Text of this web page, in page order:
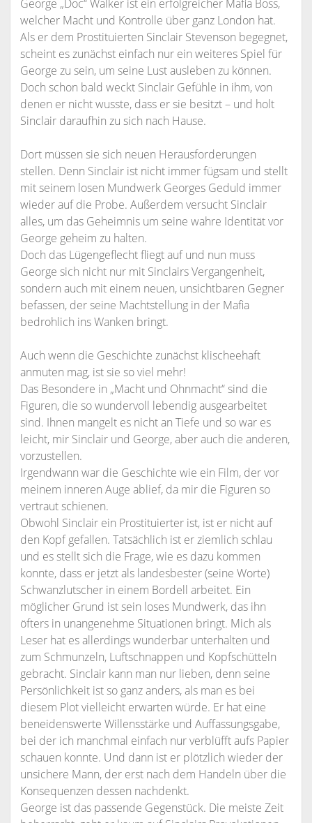
George „Doc“ Walker ist ein erfolgreicher Mafia Boss,
welcher Macht und Kontrolle über ganz London hat.
Als er dem Prostituierten Sinclair Stevenson begegnet,
scheint es zunächst einfach nur ein weiteres Spiel für
George zu sein, um seine Lust ausleben zu können.
Doch schon bald weckt Sinclair Gefühle in ihm, von
denen er nicht wusste, dass er sie besitzt – und holt
Sinclair daraufhin zu sich nach Hause.
Dort müssen sie sich neuen Herausforderungen
stellen. Denn Sinclair ist nicht immer fügsam und stellt
mit seinem losen Mundwerk Georges Geduld immer
wieder auf die Probe. Außerdem versucht Sinclair
alles, um das Geheimnis um seine wahre Identität vor
George geheim zu halten.
Doch das Lügengeflecht fliegt auf und nun muss
George sich nicht nur mit Sinclairs Vergangenheit,
sondern auch mit einem neuen, unsichtbaren Gegner
befassen, der seine Machtstellung in der Mafia
bedrohlich ins Wanken bringt.
Auch wenn die Geschichte zunächst klischeehaft
anmuten mag, ist sie so viel mehr!
Das Besondere in „Macht und Ohnmacht“ sind die
Figuren, die so wundervoll lebendig ausgearbeitet
sind. Ihnen mangelt es nicht an Tiefe und so war es
leicht, mir Sinclair und George, aber auch die anderen,
vorzustellen.
Irgendwann war die Geschichte wie ein Film, der vor
meinem inneren Auge ablief, da mir die Figuren so
vertraut schienen.
Obwohl Sinclair ein Prostituierter ist, ist er nicht auf
den Kopf gefallen. Tatsächlich ist er ziemlich schlau
und es stellt sich die Frage, wie es dazu kommen
konnte, dass er jetzt als landesbester (seine Worte)
Schwanzlutscher in einem Bordell arbeitet. Ein
möglicher Grund ist sein loses Mundwerk, das ihn
öfters in unangenehme Situationen bringt. Mich als
Leser hat es allerdings wunderbar unterhalten und
zum Schmunzeln, Luftschnappen und Kopfschütteln
gebracht. Sinclair kann man nur lieben, denn seine
Persönlichkeit ist so ganz anders, als man es bei
diesem Plot vielleicht erwarten würde. Er hat eine
beneidenswerte Willensstärke und Auffassungsgabe,
bei der ich manchmal einfach nur verblüfft aufs Papier
schauen konnte. Und dann ist er plötzlich wieder der
unsichere Mann, der erst nach dem Handeln über die
Konsequenzen dessen nachdenkt.
George ist das passende Gegenstück. Die meiste Zeit